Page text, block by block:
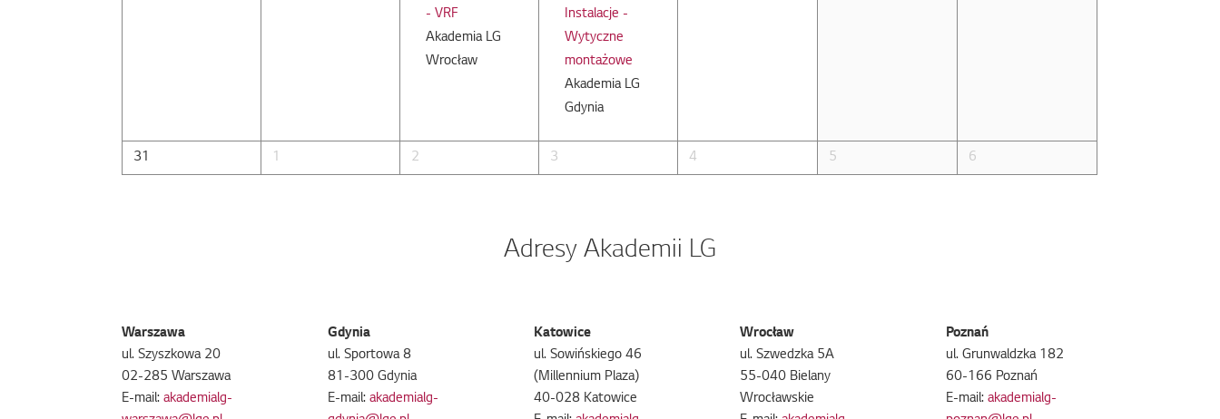
- VRF
Akademia LG
Wrocław
Instalacje -
Wytyczne
montażowe
Akademia LG
Gdynia
31 1 2 3 4 5 6
Adresy Akademii LG
Warszawa
ul. Szyszkowa 20
02-285 Warszawa
E-mail:akademialg-
Gdynia
ul. Sportowa 8
81-300 Gdynia
E-mail:akademialg-
Katowice
ul. Sowińskiego 46
(Millennium Plaza)
40-028 Katowice
Wrocław
ul. Szwedzka 5A
55-040 Bielany
Wrocławskie
Poznań
ul. Grunwaldzka 182
60-166 Poznań
E-mail: akademialg-